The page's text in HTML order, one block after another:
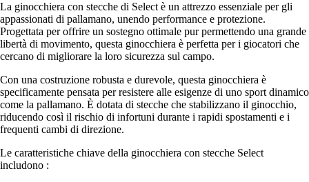
La ginocchiera con stecche di Select è un attrezzo essenziale per gli
appassionati di pallamano, unendo performance e protezione.
Progettata per offrire un sostegno ottimale pur permettendo una grande
libertà di movimento, questa ginocchiera è perfetta per i giocatori che
cercano di migliorare la loro sicurezza sul campo.
Con una costruzione robusta e durevole, questa ginocchiera è
specificamente pensata per resistere alle esigenze di uno sport dinamico
come la pallamano. È dotata di stecche che stabilizzano il ginocchio,
riducendo così il rischio di infortuni durante i rapidi spostamenti e i
frequenti cambi di direzione.
Le caratteristiche chiave della ginocchiera con stecche Select
includono :